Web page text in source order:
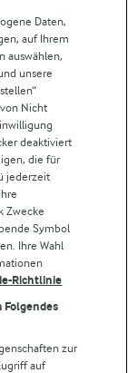
Daten,
auf Ihrem
auswählen,
unsere
Nicht
deaktiviert
die für
jederzeit
Zwecke
Symbol
Ihre Wahl
Richtlinie
zur
auf